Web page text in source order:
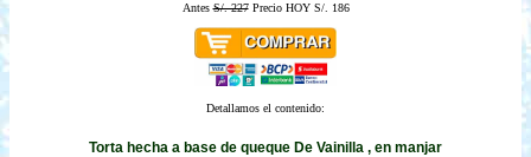
AntesS/. 227Precio HOY S/. 186
Detallamos el contenido:
Torta hecha a base de queque De Vainilla , en manjar